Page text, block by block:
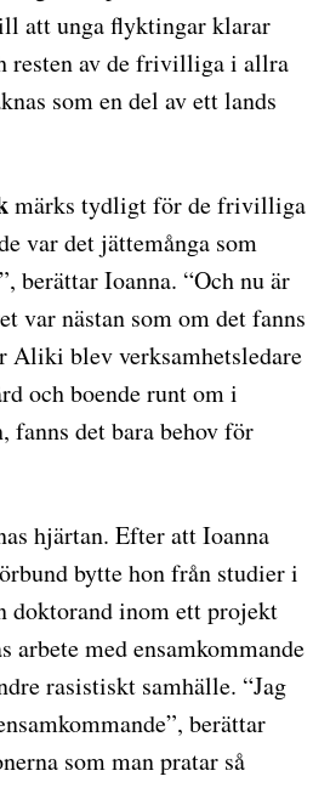
att unga flyktingar klarar
resten av de frivilliga i allra
som en del av ett lands
märks tydligt för de frivilliga
var det jättemånga som
berättar Ioanna. “Och nu är
var nästan som om det fanns
Aliki blev verksamhetsledare
och boende runt om i
fanns det bara behov för
hjärtan. Efter att Ioanna
bytte hon från studier i
doktorand inom ett projekt
med ensamkommande
rasistiskt samhälle. “Jag
berättar
som man pratar så